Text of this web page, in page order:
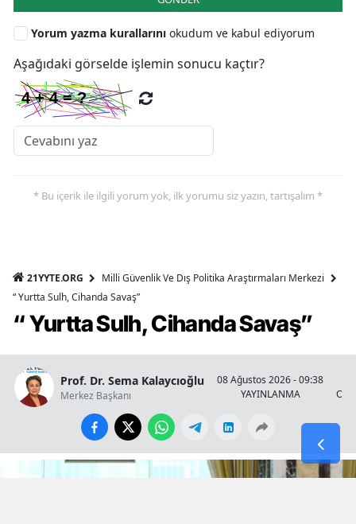
Yorum yazma kurallarını okudum ve kabul ediyorum
Aşağıdaki görselde işlemin sonucu kaçtır?
* Bu içerik ile ilgili yorum yok, ilk yorumu siz yazın, tartışalım *
21YYTE.ORG
Milli Güvenlik Ve Dış Politika Araştırmaları Merkezi
“ Yurtta Sulh, Cihanda Savaş”
“ Yurtta Sulh, Cihanda Savaş”
Prof. Dr. Sema Kalaycıoğlu
Merkez Başkanı
08 Ağustos 2026 - 09:38
YAYINLANMA